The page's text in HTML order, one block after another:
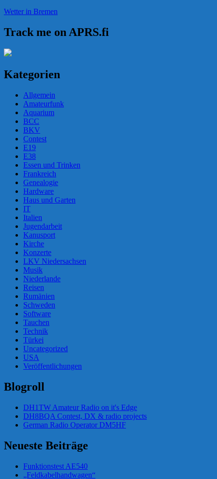
Wetter in Bremen
Track me on APRS.fi
Kategorien
Allgemein
Amateurfunk
Aquarium
BCC
BKV
Contest
E19
E38
Essen und Trinken
Frankreich
Genealogie
Hardware
Haus und Garten
IT
Italien
Jugendarbeit
Kanusport
Kirche
Konzerte
LKV Niedersachsen
Musik
Niederlande
Reisen
Rumänien
Schweden
Software
Tauchen
Technik
Türkei
Uncategorized
USA
Veröffentlichungen
Blogroll
DH1TW Amateur Radio on it's Edge
DH8BQA Contest, DX & radio projects
German Radio Operator DM5HF
Neueste Beiträge
Funktionstest AE540
„Feldkabelhandwagen“